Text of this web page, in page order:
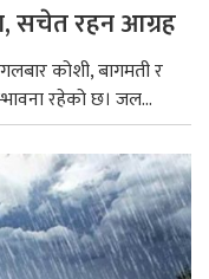
सचेत रहन आग्रह
कोशी, बागमती र
रहेको छ। जल...